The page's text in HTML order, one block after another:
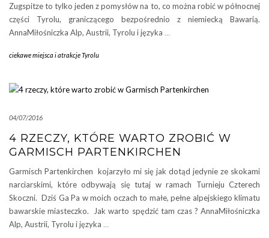
Zugspitze to tylko jeden z pomysłów na to, co można robić w północnej
części Tyrolu, graniczącego bezpośrednio z niemiecką Bawarią.
AnnaMiłośniczka Alp, Austrii, Tyrolu i języka …
ciekawe miejsca i atrakcje Tyrolu
04/07/2016
4 RZECZY, KTÓRE WARTO ZROBIĆ W
GARMISCH PARTENKIRCHEN
Garmisch Partenkirchen kojarzyło mi się jak dotąd jedynie ze skokami
narciarskimi, które odbywają się tutaj w ramach Turnieju Czterech
Skoczni. Dziś Ga Pa w moich oczach to małe, pełne alpejskiego klimatu
bawarskie miasteczko. Jak warto spędzić tam czas ? AnnaMiłośniczka
Alp, Austrii, Tyrolu i języka …